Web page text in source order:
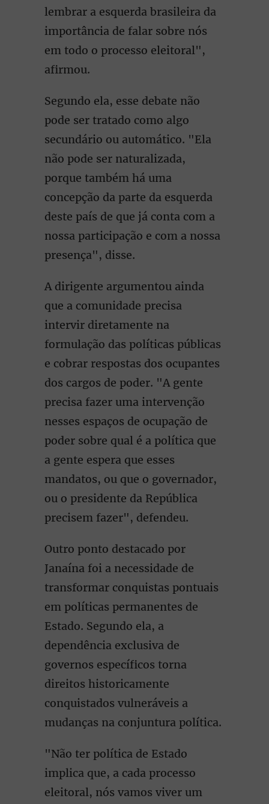
lembrar a esquerda brasileira da
importância de falar sobre nós
em todo o processo eleitoral",
afirmou.
Segundo ela, esse debate não
pode ser tratado como algo
secundário ou automático. "Ela
não pode ser naturalizada,
porque também há uma
concepção da parte da esquerda
deste país de que já conta com a
nossa participação e com a nossa
presença", disse.
A dirigente argumentou ainda
que a comunidade precisa
intervir diretamente na
formulação das políticas públicas
e cobrar respostas dos ocupantes
dos cargos de poder. "A gente
precisa fazer uma intervenção
nesses espaços de ocupação de
poder sobre qual é a política que
a gente espera que esses
mandatos, ou que o governador,
ou o presidente da República
precisem fazer", defendeu.
Outro ponto destacado por
Janaína foi a necessidade de
transformar conquistas pontuais
em políticas permanentes de
Estado. Segundo ela, a
dependência exclusiva de
governos específicos torna
direitos historicamente
conquistados vulneráveis a
mudanças na conjuntura política.
"Não ter política de Estado
implica que, a cada processo
eleitoral, nós vamos viver um